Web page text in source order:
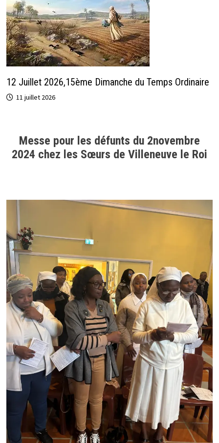
12 Juillet 2026,15ème Dimanche du Temps Ordinaire
11 juillet 2026
Messe pour les défunts du 2novembre
2024 chez les Sœurs de Villeneuve le Roi